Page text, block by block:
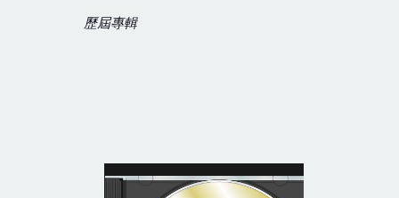
歷屆專輯